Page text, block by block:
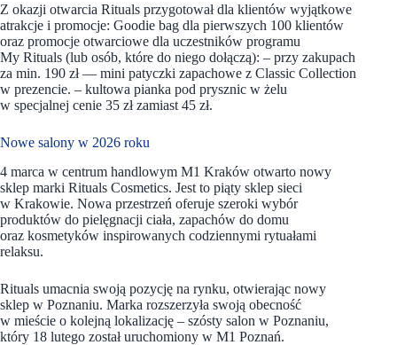
Z okazji otwarcia Rituals przygotował dla klientów wyjątkowe
atrakcje i promocje: Goodie bag dla pierwszych 100 klientów
oraz promocje otwarciowe dla uczestników programu
My Rituals (lub osób, które do niego dołączą): – przy zakupach
za min. 190 zł — mini patyczki zapachowe z Classic Collection
w prezencie. – kultowa pianka pod prysznic w żelu
w specjalnej cenie 35 zł zamiast 45 zł.
Nowe salony w 2026 roku
4 marca w centrum handlowym M1 Kraków otwarto nowy
sklep marki Rituals Cosmetics. Jest to piąty sklep sieci
w Krakowie. Nowa przestrzeń oferuje szeroki wybór
produktów do pielęgnacji ciała, zapachów do domu
oraz kosmetyków inspirowanych codziennymi rytuałami
relaksu.
Rituals umacnia swoją pozycję na rynku, otwierając nowy
sklep w Poznaniu. Marka rozszerzyła swoją obecność
w mieście o kolejną lokalizację – szósty salon w Poznaniu,
który 18 lutego został uruchomiony w M1 Poznań.